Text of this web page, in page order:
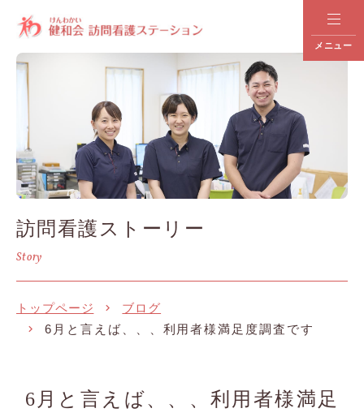
メニュー
訪問看護ストーリー
Story
トップページ
ブログ
6月と言えば、、、利用者様満足度調査です
6月と言えば、、、利用者様満足